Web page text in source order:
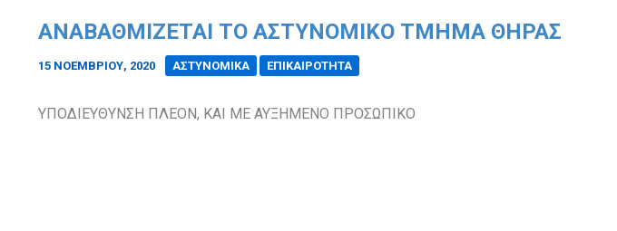
ΑΝΑΒΑΘΜΙΖΕΤΑΙ ΤΟ ΑΣΤΥΝΟΜΙΚΟ ΤΜΗΜΑ ΘΗΡΑΣ
15 ΝΟΕΜΒΡΊΟΥ, 2020 ΑΣΤΥΝΟΜΙΚΑ ΕΠΙΚΑΙΡΟΤΗΤΑ
ΥΠΟΔΙΕΥΘΥΝΣΗ ΠΛΕΟΝ, ΚΑΙ ΜΕ ΑΥΞΗΜΕΝΟ ΠΡΟΣΩΠΙΚΟ